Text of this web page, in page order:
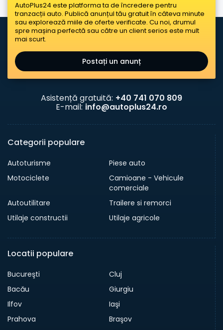
AutoPlus24 este platforma ta de încredere pentru
tranzacții auto. Publică anunțul tău gratuit în câteva minute
sau explorează miile de oferte verificate. Cu noi, drumul
spre mașina perfectă sau către un client serios este mult
mai scurt.
Postați un anunț
Asistență gratuită: +40 741 070 809
E-mail: info@autoplus24.ro
Categorii populare
Autoturisme
Piese auto
Motociclete
Camioane - Vehicule
comerciale
Autoutilitare
Trailere si remorci
Utilaje constructii
Utilaje agricole
Locatii populare
Bucureşti
Cluj
Bacău
Giurgiu
Ilfov
Iaşi
Prahova
Braşov